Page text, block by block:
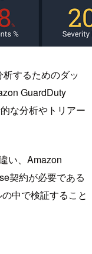
するためのダッ
GuardDuty
な分析やトリアー
い、Amazon
契約が必要である
中で検証すること